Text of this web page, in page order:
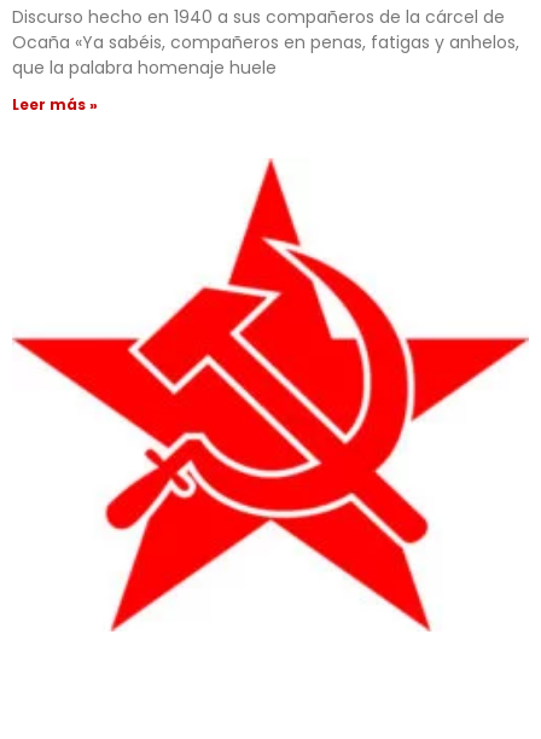
Discurso hecho en 1940 a sus compañeros de la cárcel de
Ocaña «Ya sabéis, compañeros en penas, fatigas y anhelos,
que la palabra homenaje huele
Leer más »